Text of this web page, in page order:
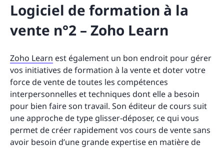
Logiciel de formation à la
vente n°2 – Zoho Learn
Zoho Learn est également un bon endroit pour gérer
vos initiatives de formation à la vente et doter votre
force de vente de toutes les compétences
interpersonnelles et techniques dont elle a besoin
pour bien faire son travail. Son éditeur de cours suit
une approche de type glisser-déposer, ce qui vous
permet de créer rapidement vos cours de vente sans
avoir besoin d’une grande expertise en matière de